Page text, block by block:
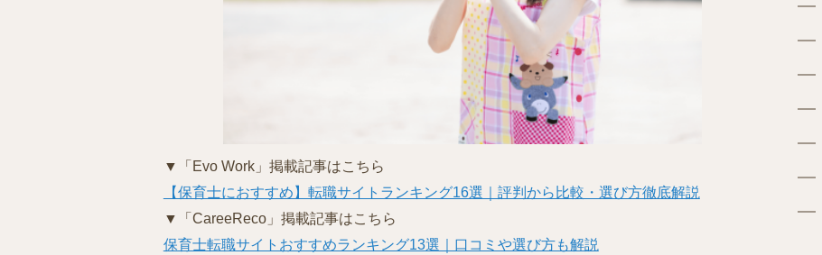
▼「Evo Work」掲載記事はこちら
【保育士におすすめ】転職サイトランキング16選｜評判から比較・選び方徹底解説
▼「CareeReco」掲載記事はこちら
保育士転職サイトおすすめランキング13選｜口コミや選び方も解説